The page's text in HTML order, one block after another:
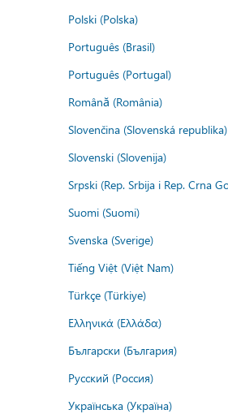
Polski (Polska)
Português (Brasil)
Português (Portugal)
Română (România)
Slovenčina (Slovenská republika)
Slovenski (Slovenija)
Srpski (Rep. Srbija i Rep. Crna
Suomi (Suomi)
Svenska (Sverige)
Tiếng Việt (Việt Nam)
Türkçe (Türkiye)
Ελληνικά (Ελλάδα)
Български (България)
Русский (Россия)
Українська (Україна)